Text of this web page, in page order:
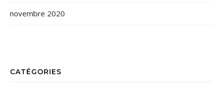
novembre 2020
CATÉGORIES